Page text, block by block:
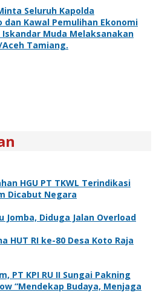
Seluruh Kapolda
dan Kawal Pemulihan Ekonomi
Iskandar Muda Melaksanakan
Aceh Tamiang.
HGU PT TKWL Terindikasi
Dicabut Negara
Jomba, Diduga Jalan Overload
HUT RI ke-80 Desa Koto Raja
PT KPI RU II Sungai Pakning
“Mendekap Budaya, Menjaga